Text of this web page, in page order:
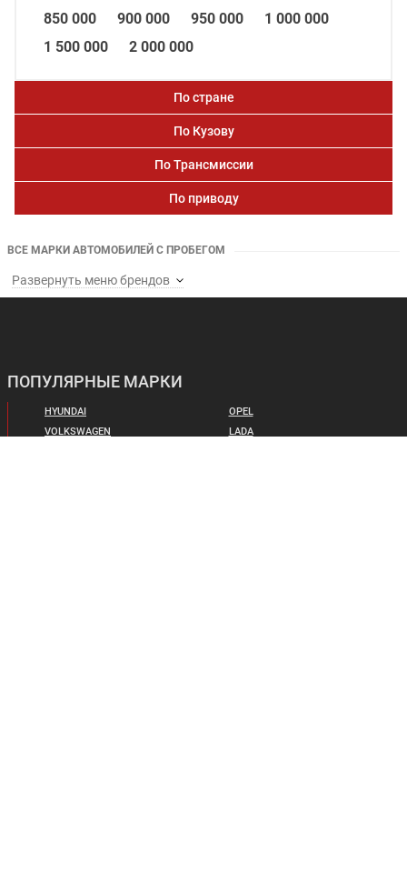
850 000
900 000 950 000
1 000 000
1 500 000
2 000 000
По стране
По Кузову
По Трансмиссии
По приводу
ВСЕ МАРКИ АВТОМОБИЛЕЙ С ПРОБЕГОМ
Развернуть меню брендов
ПОПУЛЯРНЫЕ МАРКИ
HYUNDAI
VOLKSWAGEN
OPEL
LADA